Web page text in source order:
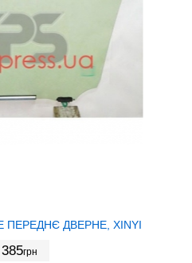
ДВЕРНЕ, XINYI
грн